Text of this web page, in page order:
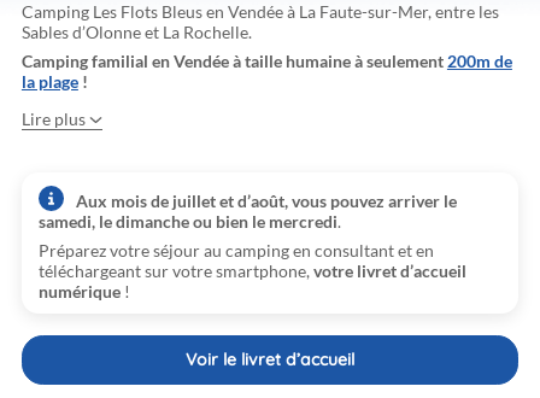
Camping Les Flots Bleus en Vendée à La Faute-sur-Mer, entre les
Sables d’Olonne et La Rochelle.
Camping familial en Vendée à taille humaine à seulement 200m de
la plage!
Lire plus
plage
Aux mois de juillet et d’août, vous pouvez arriver le
samedi, le dimanche ou bien le mercredi.
Préparez votre séjour au camping en consultant et en
téléchargeant sur votre smartphone, votre livret d’accueil
numérique!
Voir le livret d’accueil